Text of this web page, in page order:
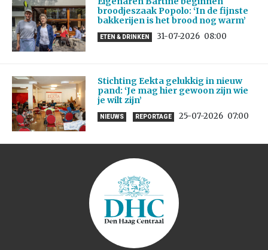
broodjeszaak Popolo: ‘In de fijnste
bakkerijen is het brood nog warm’
ETEN & DRINKEN 31-07-2026 08:00
Stichting Eekta gelukkig in nieuw
pand: ‘Je mag hier gewoon zijn wie
je wilt zijn’
NIEUWS REPORTAGE 25-07-2026 07:00